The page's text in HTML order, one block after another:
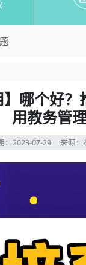
培saas
】哪个好？
】哪个好
用教务管
：2023-07-29 来源